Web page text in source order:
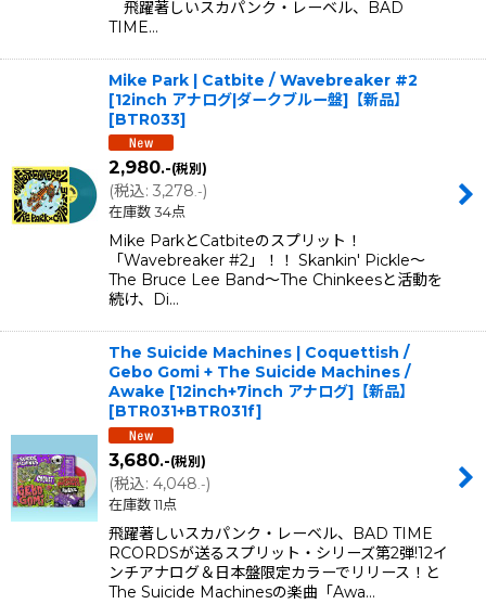
飛躍著しいスカパンク・レーベル、BAD
TIME…
Mike Park | Catbite / Wavebreaker #2
[12inch アナログ|ダークブルー盤]【新品】
[BTR033]
2,980.-(税別)
(税込: 3,278.-)
在庫数 34点
Mike ParkとCatbiteのスプリット！
「Wavebreaker #2」！！ Skankin' Pickle〜
The Bruce Lee Band〜The Chinkeesと活動を
続け、Di…
The Suicide Machines | Coquettish /
Gebo Gomi + The Suicide Machines /
Awake [12inch+7inch アナログ]【新品】
[BTR031+BTR031f]
3,680.-(税別)
(税込: 4,048.-)
在庫数 11点
飛躍著しいスカパンク・レーベル、BAD TIME
RCORDSが送るスプリット・シリーズ第2弾!12イ
ンチアナログ＆日本盤限定カラーでリリース！と
The Suicide Machinesの楽曲「Awa…